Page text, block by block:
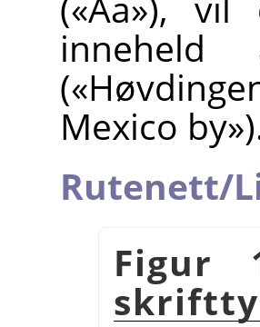
inneheld
Mexico
Rutenett/
Figur